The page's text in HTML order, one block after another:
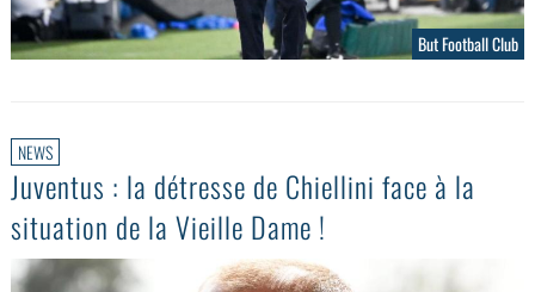
But Football Club
NEWS
Juventus : la détresse de Chiellini face à la
situation de la Vieille Dame !